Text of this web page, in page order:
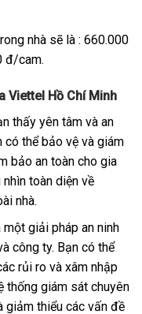
nhà sẽ là : 660.000
đ/cam.
Viettel Hồ Chí Minh
thấy yên tâm và an
có thể bảo vệ và giám
bảo an toàn cho gia
toàn diện về
nhà.
một giải pháp an ninh
công ty. Bạn có thể
rủi ro và xâm nhập
thống giám sát chuyên
giảm thiểu các vấn đề